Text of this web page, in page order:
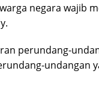
negara wajib
perundang-
undangan